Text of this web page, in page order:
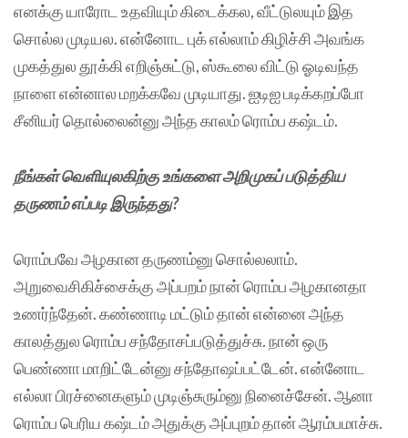
எனக்கு யாரோட உதவியும் கிடைக்கல, வீட்டுலயும் இத
சொல்ல முடியல. என்னோட புக் எல்லாம் கிழிச்சி அவங்க
முகத்துல தூக்கி எறிஞ்சுட்டு, ஸ்கூலை விட்டு ஓடிவந்த
நாளை என்னால மறக்கவே முடியாது. ஐடிஐ படிக்கறப்போ
சீனியர் தொல்லைன்னு அந்த காலம் ரொம்ப கஷ்டம்.
நீங்கள் வெளியுலகிற்கு உங்களை அறிமுகப் படுத்திய
தருணம் எப்படி இருந்தது?
ரொம்பவே அழகான தருணம்னு சொல்லலாம்.
அறுவைசிகிச்சைக்கு அப்பறம் நான் ரொம்ப அழகானதா
உணர்ந்தேன். கண்ணாடி மட்டும் தான் என்னை அந்த
காலத்துல ரொம்ப சந்தோசப்படுத்துச்சு. நான் ஒரு
பெண்ணா மாறிட்டேன்னு சந்தோஷப்பட்டேன். என்னோட
எல்லா பிரச்னைகளும் முடிஞ்சுரும்னு நினைச்சேன். ஆனா
ரொம்ப பெரிய கஷ்டம் அதுக்கு அப்புறம் தான் ஆரம்பமாச்சு.